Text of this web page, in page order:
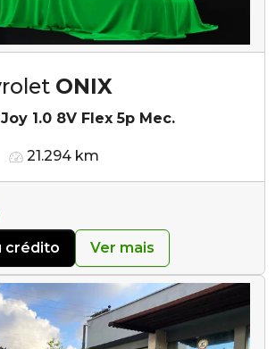
ONIX
1.0 8V Flex 5p Mec.
21.294 km
crédito Ver mais